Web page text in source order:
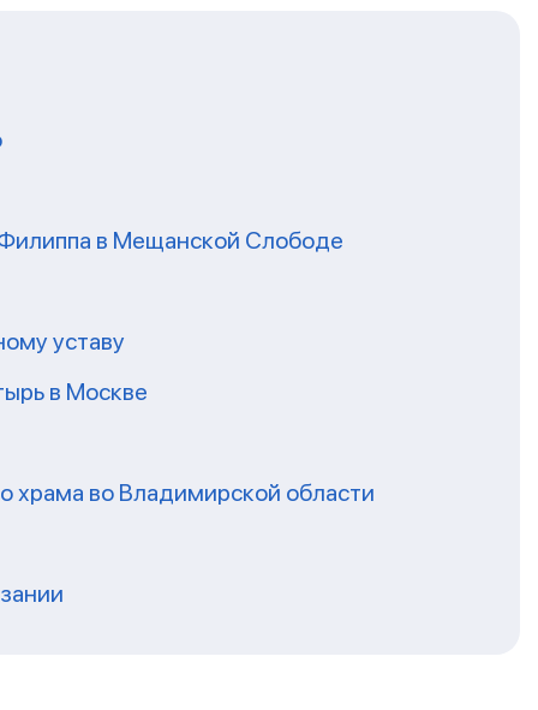
в Мещанской Слободе
уставу
в Москве
храма во Владимирской области